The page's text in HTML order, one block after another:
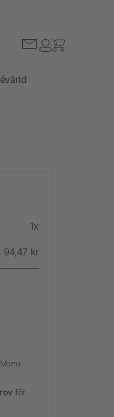
1x
94,47 kr
för